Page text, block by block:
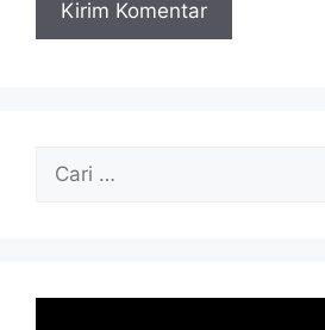
Cari